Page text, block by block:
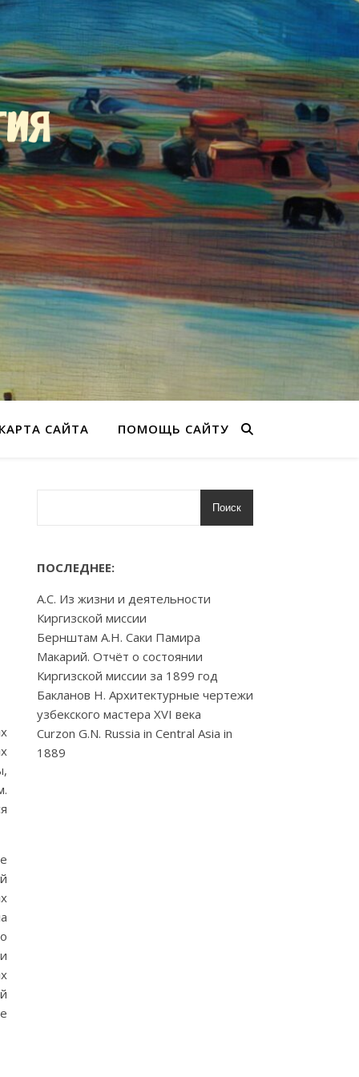
КАРТА САЙТА ПОМОЩЬ САЙТУ
Поиск
ПОСЛЕДНЕЕ:
А.С. Из жизни и деятельности
Киргизской миссии
Бернштам А.Н. Саки Памира
Макарий. Отчёт о состоянии
Киргизской миссии за 1899 год
Бакланов Н. Архитектурные чертежи
узбекского мастера XVI века
Curzon G.N. Russia in Central Asia in
1889